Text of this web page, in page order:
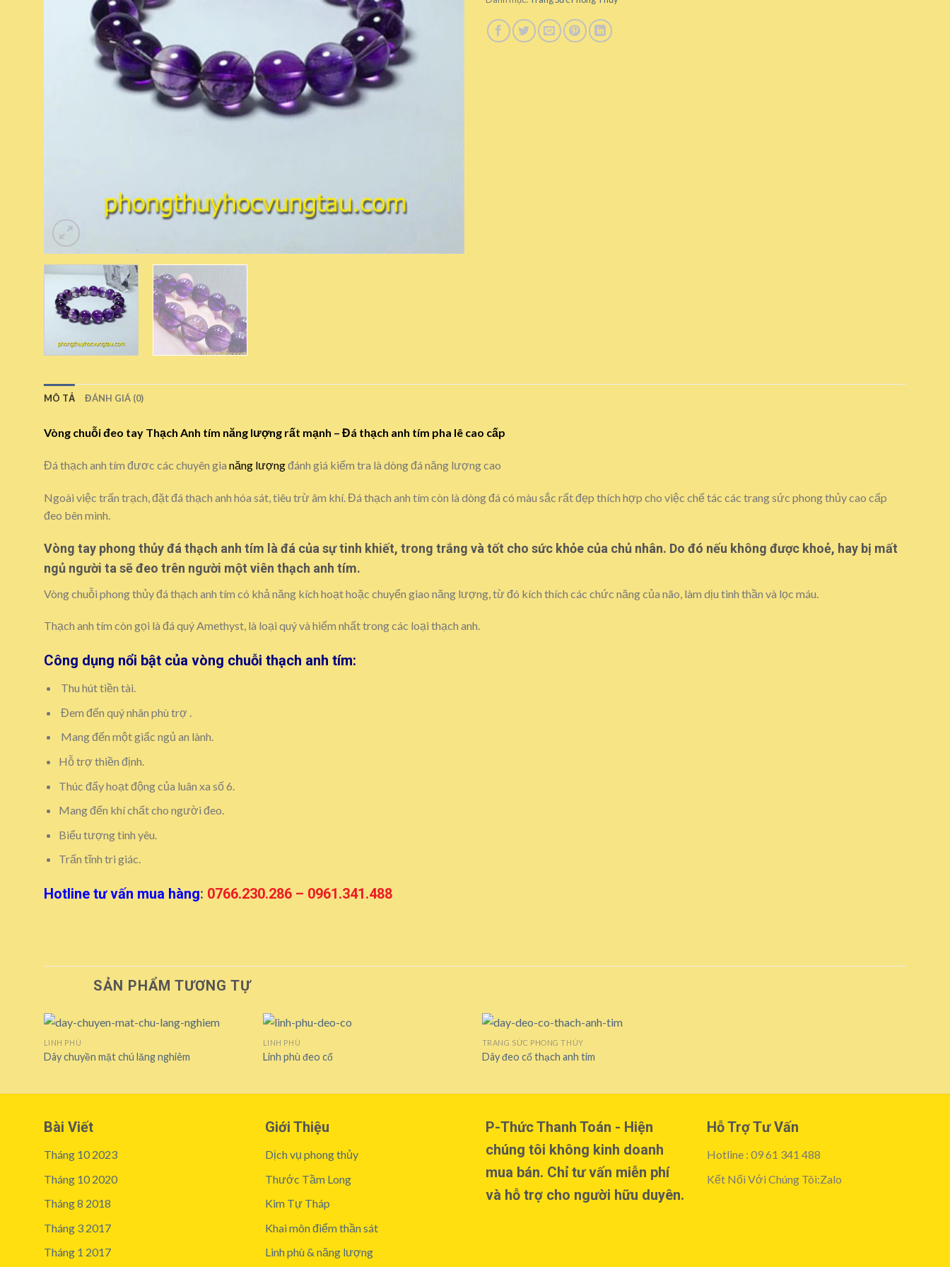
MÔ TẢ ĐÁNH GIÁ (0)
Vòng chuỗi đeo tay Thạch Anh tím năng lượng rất mạnh – Đá thạch anh tím pha lê cao cấp
Đá thạch anh tím đươc các chuyên gia năng lượngđánh giá kiểm tra là dòng đá năng lượng cao
Ngoài việc trấn trạch, đặt đá thạch anh hóa sát, tiêu trừ âm khí. Đá thạch anh tím còn là dòng đá có màu sắc rất đẹp thích hợp cho việc chế tác các trang sức phong thủy cao cấp
đeo bên mình.
Vòng tay phong thủy đá thạch anh tím là đá của sự tinh khiết, trong trắng và tốt cho sức khỏe của chủ nhân. Do đó nếu không được khoẻ, hay bị mất
ngủ người ta sẽ đeo trên người một viên thạch anh tím.
Vòng chuỗi phong thủy đá thạch anh tím có khả năng kích hoạt hoặc chuyển giao năng lượng, từ đó kích thích các chức năng của não, làm dịu tinh thần và lọc máu.
Thạch anh tím còn gọi là đá quý Amethyst, là loại quý và hiếm nhất trong các loại thạch anh.
Công dụng nổi bật của vòng chuỗi thạch anh tím:
Thu hút tiền tài.
Đem đến quý nhân phù trợ .
Mang đến một giấc ngủ an lành.
Hỗ trợ thiền định.
Thúc đẩy hoạt động của luân xa số 6.
Mang đến khí chất cho người đeo.
Biểu tượng tình yêu.
Trấn tĩnh tri giác.
Hotline tư vấn mua hàng: 0766.230.286 – 0961.341.488
SẢN PHẨM TƯƠNG TỰ
LINH PHÙ
Dây chuyền mặt chú lăng nghiêm
LINH PHÙ
Linh phù đeo cổ
TRANG SỨC PHONG THỦY
Dây đeo cổ thạch anh tím
Bài Viết
Tháng 10 2023
Tháng 10 2020
Tháng 8 2018
Tháng 3 2017
Tháng 1 2017
Giới Thiệu
Dịch vụ phong thủy
Thước Tầm Long
Kim Tự Tháp
Khai môn điểm thần sát
Linh phù & năng lượng
P-Thức Thanh Toán - Hiện
chúng tôi không kinh doanh
mua bán. Chỉ tư vấn miễn phí
và hỗ trợ cho người hữu duyên.
Hỗ Trợ Tư Vấn
Hotline : 09 61 341 488
Kết Nối Với Chúng Tôi:Zalo